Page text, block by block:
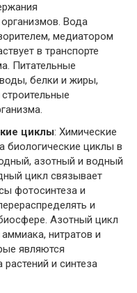
Вода
медиатором
в транспорте
Питательные
белки и жиры,
циклы: Химические
биологические циклы в
азотный и водный
цикл связывает
фотосинтеза и
и
Азотный цикл
нитратов и
являются
и синтеза